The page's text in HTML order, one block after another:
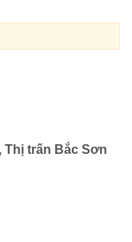
Thị trấn Bắc Sơn